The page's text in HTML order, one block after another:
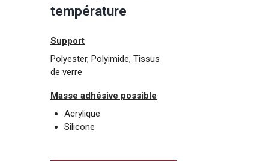
température
Support
Polyester, Polyimide, Tissus
de verre
Masse adhésive possible
Acrylique
Silicone